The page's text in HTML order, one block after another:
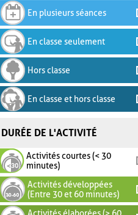
En plusieurs séances
En classe seulement
Hors classe
En classe et hors classe
DURÉE DE L'ACTIVITÉ
Activités courtes (< 30
minutes)
Activités développées
(Entre 30 et 60 minutes)